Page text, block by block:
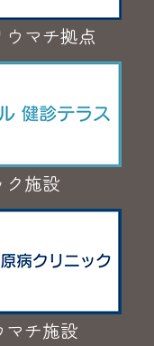
マチ拠点
施設
チ施設